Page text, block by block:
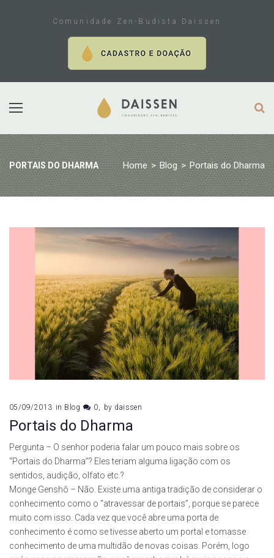
Comunidade Zen-Budista Daissen
PORTAIS DO DHARMA Home > Blog > Portais do Dharma
05/09/2013 in Blog 0 by daissen
Portais do Dharma
Pergunta – O senhor poderia falar um pouco mais sobre os
“Portais do Dharma”? Eles teriam alguma ligação com os
sentidos, audição, olfato etc.?
Monge Genshô – Não. Existe uma antiga tradição de considerar o
conhecimento como o “atravessar de portais”, porque se parece
muito com isso. Cada vez que você abre uma porta de
conhecimento é como se tivesse aberto um portal e tomasse
conhecimento de uma multidão de novas coisas. Porém, logo